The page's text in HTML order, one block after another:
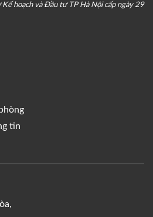
hoạch và Đầu tư TP Hà Nội cấp ngày 29
tin